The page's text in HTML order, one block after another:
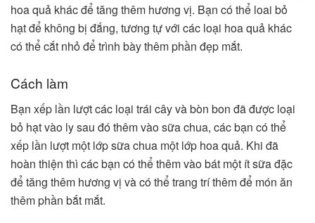
hoa quả khác để tăng thêm hương vị. Bạn có thể loai bỏ
hạt để không bị đắng, tương tự với các loại hoa quả khác
có thể cắt nhỏ để trình bày thêm phần đẹp mắt.
Cách làm
Bạn xếp lần lượt các loại trái cây và bòn bon đã được loại
bỏ hạt vào ly sau đó thêm vào sữa chua, các bạn có thể
xếp lần lượt một lớp sữa chua một lớp hoa quả. Khi đã
hoàn thiện thì các bạn có thể thêm vào bát một ít sữa đặc
để tăng thêm hương vị và có thể trang trí thêm để món ăn
thêm phần bắt mắt.